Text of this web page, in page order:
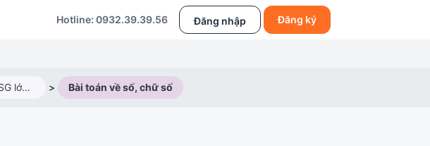
Hotline: 0932.39.39.56 Đăng nhập Đăng ký
Toán bồi dưỡng HSG lớp 3M (2024-2025) > Bài toán về số, chữ số